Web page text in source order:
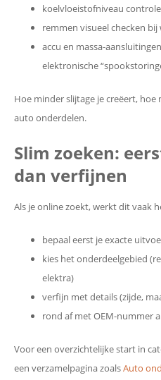
koelvloeistofniveau
remmen visueel checken bij
accu en massa-
elektronische
Hoe minder slijtage je creëert,
auto onderdelen.
Slim zoeken:
dan verfijnen
Als je online zoekt, werkt dit vaak
bepaal eerst je exacte
kies het onderdeelgebied
elektra)
verfijn met details (zijde,
rond af met OEM-nummer
Voor een overzichtelijke start in
een verzamelpagina zoalsAuto